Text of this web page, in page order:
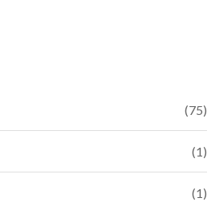
(75)
(1)
(1)